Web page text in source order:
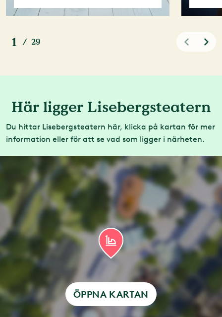
1 / 29
Här ligger Lisebergsteatern
Du hittar Lisebergsteatern här, klicka på kartan för mer
information eller för att se vad som ligger i närheten.
ÖPPNA KARTAN